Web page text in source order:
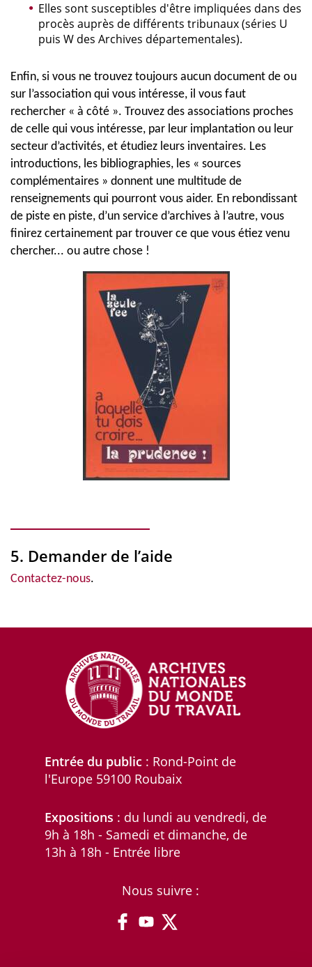
Elles sont susceptibles d'être impliquées dans des
procès auprès de différents tribunaux (séries U
puis W des Archives départementales).
Enfin, si vous ne trouvez toujours aucun document de ou
sur l’association qui vous intéresse, il vous faut
rechercher « à côté ». Trouvez des associations proches
de celle qui vous intéresse, par leur implantation ou leur
secteur d’activités, et étudiez leurs inventaires. Les
introductions, les bibliographies, les « sources
complémentaires » donnent une multitude de
renseignements qui pourront vous aider. En rebondissant
de piste en piste, d’un service d’archives à l’autre, vous
finirez certainement par trouver ce que vous étiez venu
chercher... ou autre chose !
5. Demander de l’aide
Contactez-nous.
Entrée du public : Rond-Point de
l'Europe 59100 Roubaix
Expositions : du lundi au vendredi, de
9h à 18h - Samedi et dimanche, de
13h à 18h - Entrée libre
Nous suivre :